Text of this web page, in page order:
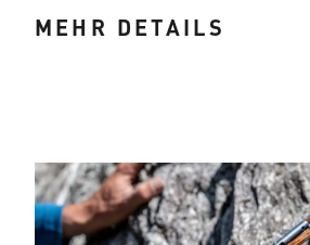
mit ...
MEHR DETAILS